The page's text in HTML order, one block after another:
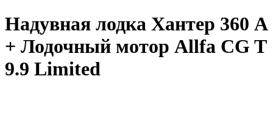
Надувная лодка Хантер 360 А
+ Лодочный мотор Allfa CG T
9.9 Limited